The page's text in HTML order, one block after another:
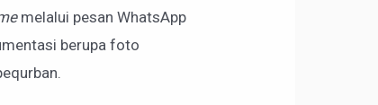
melalui pesan WhatsApp
berupa foto